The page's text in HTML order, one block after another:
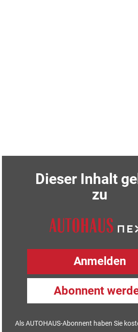
Dieser Inhalt
zu
Anmelden
Abonnent
Als AUTOHAUS-Abonnent haben Sie